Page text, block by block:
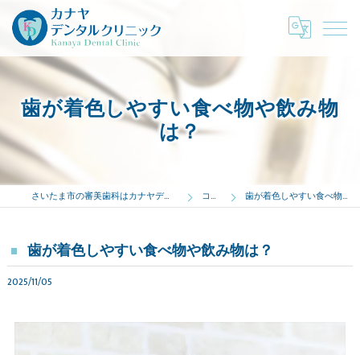
歯が着色しやすい食べ物や飲み物
は？
さいたま市の審美歯科はカナヤデンタルクリニック コラム 歯が着色しやすい食べ物や飲み物は？
歯が着色しやすい食べ物や飲み物は？
2025/11/05